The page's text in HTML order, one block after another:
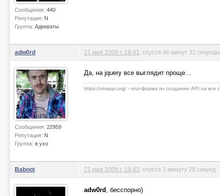
Сообщения: 440
Репутация: N
Группа: Адекваты
adw0rd
Сообщения: 22959
Репутация: N
Группа: в ухо
21 мая 2009 г. 18:41 , спустя 46 минут 32 секунды
Да, на jquery все выглядит проще…
https://smappi.org/ - платформа по созданию API на все
Baboot 21 мая 2009 г. 18:43 , спустя 1 минуту 28 секунд
adw0rd , бесспорно)